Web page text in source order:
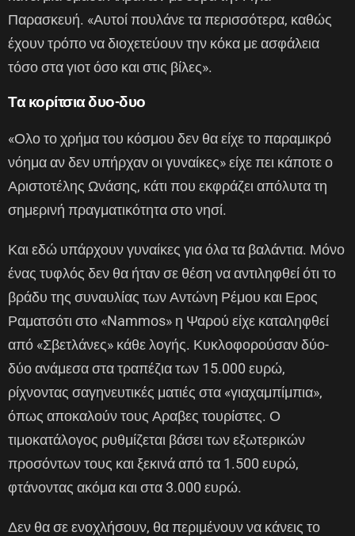
Παρασκευή. «Αυτοί πουλάνε τα περισσότερα, καθώς
έχουν τρόπο να διοχετεύουν την κόκα με ασφάλεια
τόσο στα γιοτ όσο και στις βίλες».
Τα κορίτσια δυο-δυο
«Ολο το χρήμα του κόσμου δεν θα είχε το παραμικρό
νόημα αν δεν υπήρχαν οι γυναίκες» είχε πει κάποτε ο
Αριστοτέλης Ωνάσης, κάτι που εκφράζει απόλυτα τη
σημερινή πραγματικότητα στο νησί.
Και εδώ υπάρχουν γυναίκες για όλα τα βαλάντια. Μόνο
ένας τυφλός δεν θα ήταν σε θέση να αντιληφθεί ότι το
βράδυ της συναυλίας των Αντώνη Ρέμου και Ερος
Ραματσότι στο «Nammos» η Ψαρού είχε καταληφθεί
από «Σβετλάνες» κάθε λογής. Κυκλοφορούσαν δύο-
δύο ανάμεσα στα τραπέζια των 15.000 ευρώ,
ρίχνοντας σαγηνευτικές ματιές στα «γιαχαμπίμπια»,
όπως αποκαλούν τους Αραβες τουρίστες. Ο
τιμοκατάλογος ρυθμίζεται βάσει των εξωτερικών
προσόντων τους και ξεκινά από τα 1.500 ευρώ,
φτάνοντας ακόμα και στα 3.000 ευρώ.
Δεν θα σε ενοχλήσουν, θα περιμένουν να κάνεις το